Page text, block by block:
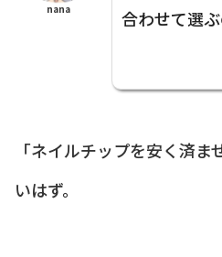
nana
合わせて選ぶ
「ネイルチップを安く済
いはず。